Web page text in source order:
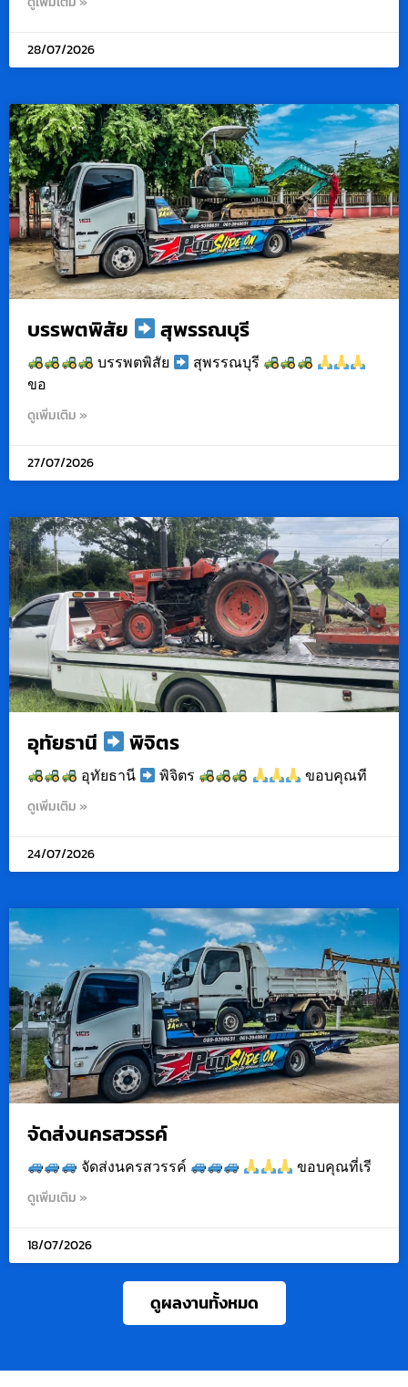
28/07/2026
บรรพตพิสัย สุพรรณบุรี
บรรพตพิสัย
สุพรรณบุรี
ขอ
ดูเพิ่มเติม »
27/07/2026
อุทัยธานี พิจิตร
อุทัยธานี พิจิตร ขอบคุณที
ดูเพิ่มเติม »
24/07/2026
จัดส่งนครสวรรค์
จัดส่งนครสวรรค์ ขอบคุณที่เรี
ดูเพิ่มเติม »
18/07/2026
ดูผลงานทั้งหมด